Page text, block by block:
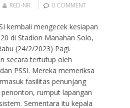
RED-NR 0 COMMENT
kembali mengecek kesiapan
di Stadion Manahan Solo,
(24/2/2023) Pagi.
secara tertutup oleh
PSSI. Mereka memeriksa
fasilitas penunjang
rumput lapangan
Sementara itu kepala